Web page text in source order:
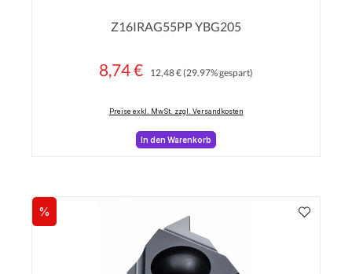
Z16IRAG55PP YBG205
Verkaufspreis:
8,74 € 12,48 €(29.97% gespart)
Preise exkl. MwSt. zzgl. Versandkosten
In den Warenkorb
Rabatt
%